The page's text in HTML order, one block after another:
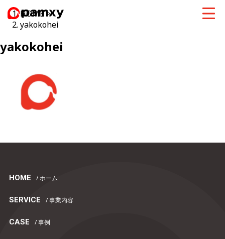
HOME>
yakokohei
yakokohei
HOME / ホーム
SERVICE / 事業内容
CASE / 事例